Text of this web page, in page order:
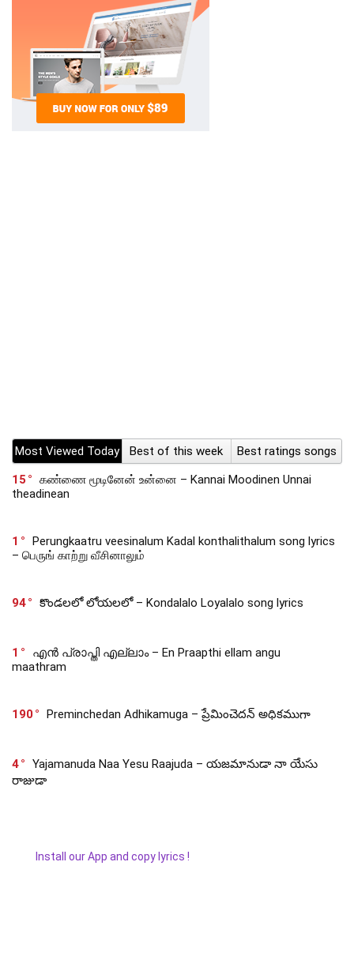
Most Viewed Today Best of this week
Best ratings songs
15
கண்ணை மூடினேன் உன்னை – Kannai Moodinen Unnai
theadinean
1
Perungkaatru veesinalum Kadal konthalithalum song lyrics
– பெருங் காற்று வீசினாலும்
94 కొండలలో లోయలలో – Kondalalo Loyalalo song lyrics
1
എൻ പ്രാപ്തി എല്ലാം – En Praapthi ellam angu
maathram
190 Preminchedan Adhikamuga – ప్రేమించెదన్ అధికముగా
4
Yajamanuda Naa Yesu Raajuda – యజమానుడా నా యేసు
రాజుడా
Install our App and copy lyrics !